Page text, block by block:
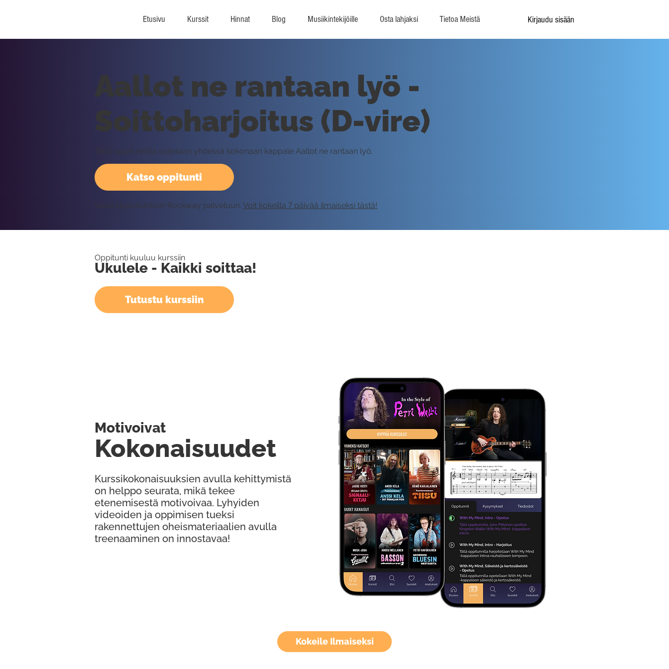
Etusivu Kurssit Hinnat Blog Musiikintekijöille Osta lahjaksi Tietoa Meistä Kirjaudu sisään
Kokeile Ilmaiseksi
Katso oppitunti
Aallot ne rantaan lyö -
Soittoharjoitus (D-vire)
Tällä oppitunnilla soitetaan yhdessä kokonaan kappale Aallot ne rantaan lyö.
Vaatii kirjautumisen Rockway palveluun. Voit kokeilla 7 päivää ilmaiseksi tästä!
Oppitunti kuuluu kurssiin
Ukulele - Kaikki soittaa!
Tutustu kurssiin
Kurssikokonaisuuksien avulla kehittymistä
on helppo seurata, mikä tekee
etenemisestä motivoivaa. Lyhyiden
videoiden ja oppimisen tueksi
rakennettujen oheismateriaalien avulla
treenaaminen on innostavaa!
Kokonaisuudet
Motivoivat